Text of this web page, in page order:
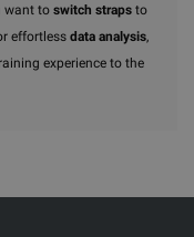
want to switch straps to
effortless data analysis,
experience to the